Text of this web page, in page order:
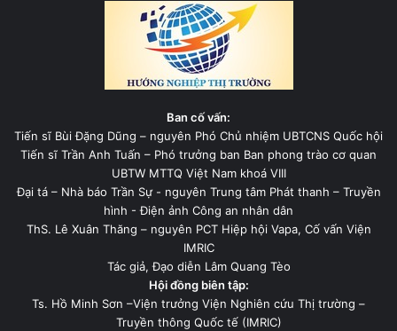
Ban cố vấn:
Tiến sĩ Bùi Đặng Dũng – nguyên Phó Chủ nhiệm UBTCNS Quốc hội
Tiến sĩ Trần Anh Tuấn – Phó trưởng ban Ban phong trào cơ quan
UBTW MTTQ Việt Nam khoá VIII
Đại tá – Nhà báo Trần Sự - nguyên Trung tâm Phát thanh – Truyền
hình - Điện ảnh Công an nhân dân
ThS. Lê Xuân Thăng – nguyên PCT Hiệp hội Vapa, Cố vấn Viện
IMRIC
Tác giả, Đạo diễn Lâm Quang Tèo
Hội đồng biên tập:
Ts. Hồ Minh Sơn –Viện trưởng Viện Nghiên cứu Thị trường –
Truyền thông Quốc tế (IMRIC)